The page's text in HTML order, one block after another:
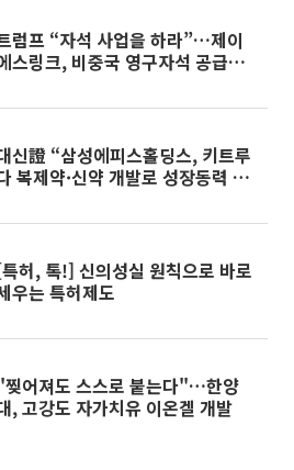
럼프 “자석 사업을 하라”…제이
스링크, 비중국 영구자석 공급망
신證 “삼성에피스홀딩스, 키트루
복제약·신약 개발로 성장동력 확
허, 톡!] 신의성실 원칙으로 바로
우는 특허제도
어져도 스스로 붙는다"…한양
, 고강도 자가치유 이온겔 개발